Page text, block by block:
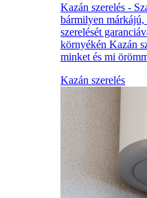
Kazán szerelés -
bármilyen
szerelését
környékén Kazán
minket és mi
Kazán szerelés